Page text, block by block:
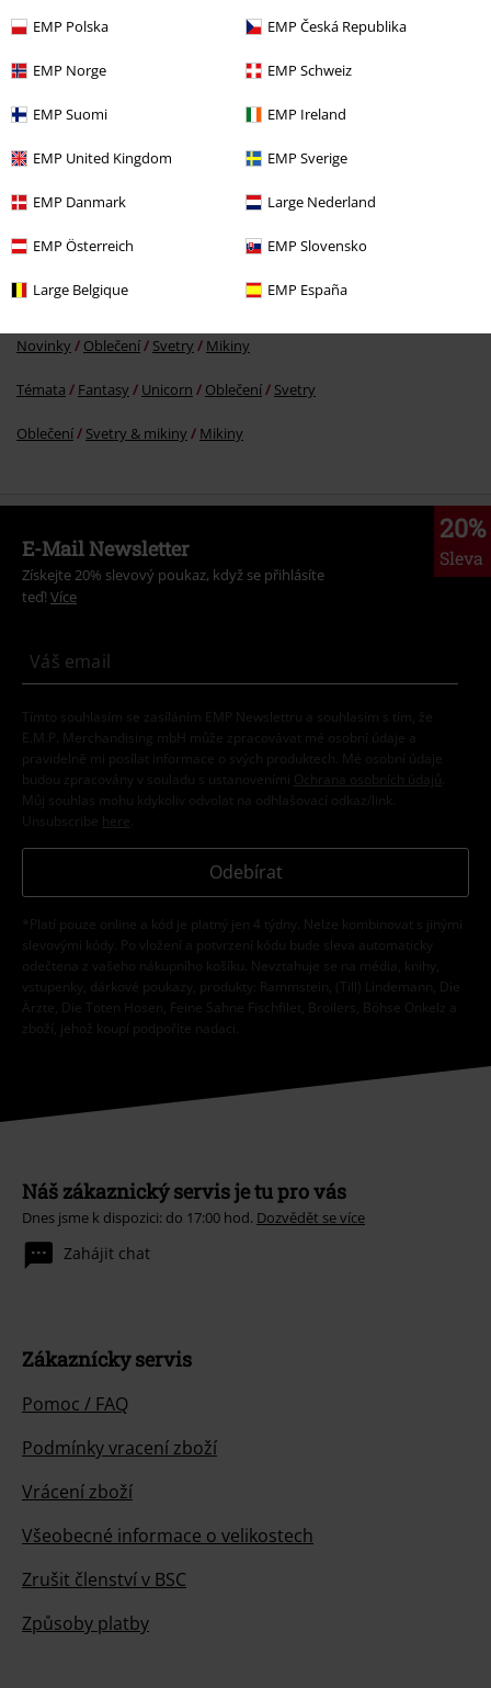
EMP Polska EMP Česká Republika
EMP Norge EMP Schweiz
EMP Suomi EMP Ireland
EMP United Kingdom EMP Sverige
EMP Danmark Large Nederland
EMP Österreich EMP Slovensko
Large Belgique EMP España
Muži Oblečení Mikiny & svetry Mikiny
Oblečení & doplňky Mikiny s kapucí
Novinky Oblečení Svetry Mikiny
Témata Fantasy Unicorn Oblečení Svetry
Oblečení Svetry & mikiny Mikiny
20%
Sleva
E-Mail Newsletter
Získejte 20% slevový poukaz, když se přihlásíte
teď! Více
Tímto souhlasím se zasíláním EMP Newslettru a souhlasím s tím, že
E.M.P. Merchandising mbH může zpracovávat mé osobní údaje a
pravidelně mi posílat informace o svých produktech. Mé osobní údaje
budou zpracovány v souladu s ustanoveními
Ochrana osobních údajů
Můj souhlas mohu kdykoliv odvolat na odhlašovací odkaz/link.
Unsubscribe here
Odebírat
*Platí pouze online a kód je platný jen 4 týdny. Nelze kombinovat s jinými
slevovými kódy. Po vložení a potvrzení kódu bude sleva automaticky
odečtena z vašeho nákupního košíku. Nevztahuje se na média, knihy,
vstupenky, dárkové poukazy, produkty: Rammstein, (Till) Lindemann, Die
Ärzte, Die Toten Hosen, Feine Sahne Fischfilet, Broilers, Böhse Onkelz a
zboží, jehož koupí podpoříte nadaci.
Náš zákaznický servis je tu pro vás
Dnes jsme k dispozici: do 17:00 hod. Dozvědět se více
Zahájit chat
Zákaznícky servis
Pomoc / FAQ
Podmínky vracení zboží
Vrácení zboží
Všeobecné informace o velikostech
Zrušit členství v BSC
Způsoby platby